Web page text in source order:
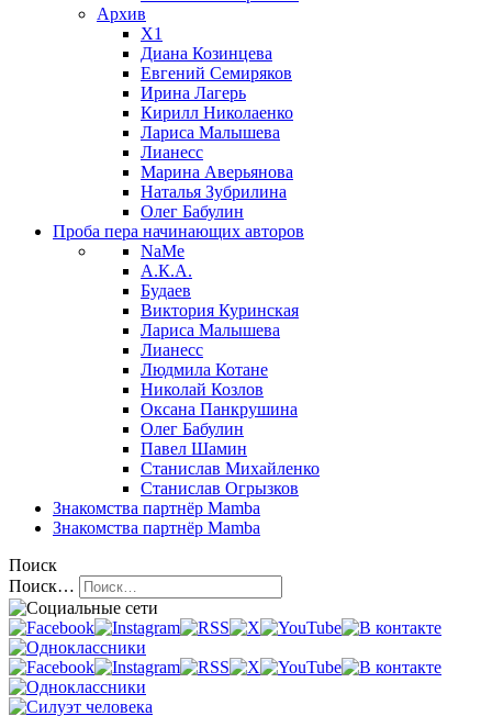
Архив
X1
Диана Козинцева
Евгений Семиряков
Ирина Лагерь
Кирилл Николаенко
Лариса Малышева
Лианесс
Марина Аверьянова
Наталья Зубрилина
Олег Бабулин
Проба пера начинающих авторов
NaMe
А.К.А.
Будаев
Виктория Куринская
Лариса Малышева
Лианесс
Людмила Котане
Николай Козлов
Оксана Панкрушина
Олег Бабулин
Павел Шамин
Станислав Михайленко
Станислав Огрызков
Знакомства партнёр Mamba
Знакомства партнёр Mamba
Поиск
Поиск…